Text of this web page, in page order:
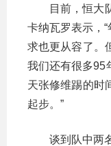
目前，恒大
卡纳瓦罗表示，
求也更从容了。
我们还有很多95
天张修维踢的时
起步。”
谈到队中两